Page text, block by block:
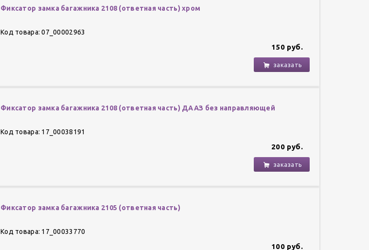
Фиксатор замка багажника 2108 (ответная часть) хром
Код товара: 07_00002963
150 руб.
заказать
Фиксатор замка багажника 2108 (ответная часть) ДААЗ без направляющей
Код товара: 17_00038191
200 руб.
заказать
Фиксатор замка багажника 2105 (ответная часть)
Код товара: 17_00033770
100 руб.